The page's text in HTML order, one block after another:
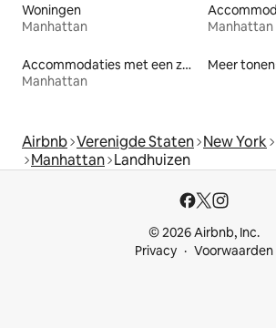
Woningen
Manhattan
Manhattan
Accommodaties met een zwembad
Manhattan
Meer tonen
Airbnb Verenigde Staten New York
Manhattan Landhuizen
© 2026 Airbnb, Inc.
Privacy
Voorwaarden